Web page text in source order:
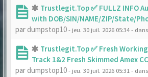
Trustlegit.Top ✅ FULLZ INFO
with DOB/SIN/NAME/ZIP/State/
par dumpstop10- jeu. 30 juil. 2026 05:34-
Trustlegit.Top ✅ Fresh
Track 1&2 Fresh Skimmed Amex
par dumpstop10- jeu. 30 juil. 2026 05:31 -